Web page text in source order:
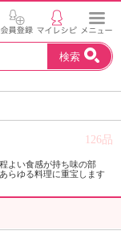
検索
126品
よい食感が持ち味の部
らゆる料理に重宝します